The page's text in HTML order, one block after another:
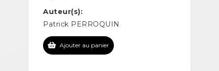
Auteur(s):
Patrick PERROQUIN
Ajouter au panier